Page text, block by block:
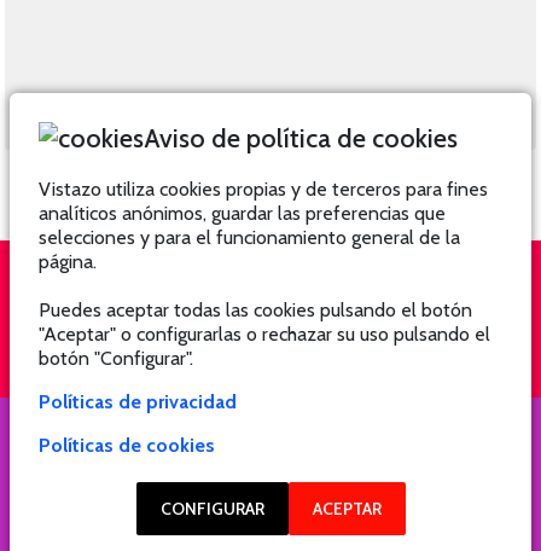
QUIÉNES SOMOS SUSCRÍBETE
Aviso de política de cookies
Vistazo utiliza cookies propias y de terceros para fines
analíticos anónimos, guardar las preferencias que
selecciones y para el funcionamiento general de la
página.
Puedes aceptar todas las cookies pulsando el botón
"Aceptar" o configurarlas o rechazar su uso pulsando el
botón "Configurar".
Políticas de privacidad
Políticas de cookies
CONFIGURAR ACEPTAR